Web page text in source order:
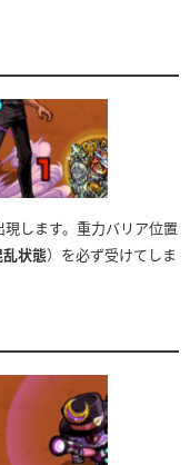
します。重力バリア位置
状態）を必ず受けてしま